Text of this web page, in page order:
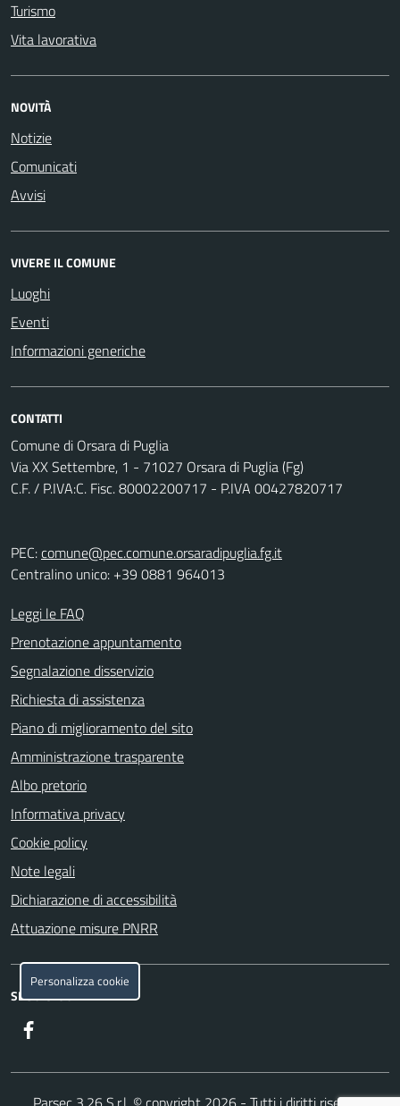
Turismo
Vita lavorativa
NOVITÀ
Notizie
Comunicati
Avvisi
VIVERE IL COMUNE
Luoghi
Eventi
Informazioni generiche
CONTATTI
Comune di Orsara di Puglia
Via XX Settembre, 1 - 71027 Orsara di Puglia (Fg)
C.F. / P.IVA:C. Fisc. 80002200717 - P.IVA 00427820717
PEC:comune@pec.comune.orsaradipuglia.fg.it
Centralino unico: +39 0881 964013
Leggi le FAQ
Prenotazione appuntamento
Segnalazione disservizio
Richiesta di assistenza
Piano di miglioramento del sito
Amministrazione trasparente
Albo pretorio
Informativa privacy
Cookie policy
Note legali
Dichiarazione di accessibilità
Attuazione misure PNRR
SEGUICI SU
Personalizza cookie